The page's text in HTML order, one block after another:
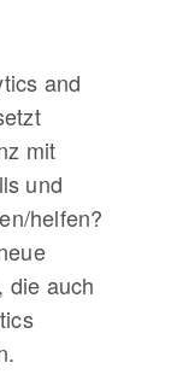
and
mit
und
helfen?
die auch